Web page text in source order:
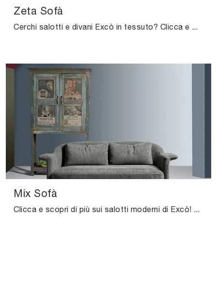
Zeta Sofà
Cerchi salotti e divani Excò in tessuto? Clicca e scopri di più sul modello Zeta Sofà per spazi moderni.
Mix Sofà
Clicca e scopri di più sui salotti moderni di Excò! Differenti modelli di divani, come Mix Sofà, ti aspettano.